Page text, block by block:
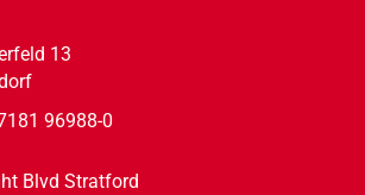
13
96988-0
Blvd Stratford